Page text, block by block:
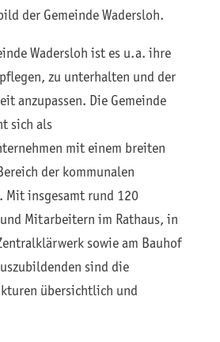
der Gemeinde Wadersloh.
Wadersloh ist es u.a. ihre
zu unterhalten und der
anzupassen. Die Gemeinde
sich als
mit einem breiten
der kommunalen
Mit insgesamt rund 120
Mitarbeitern im Rathaus, in
sowie am Bauhof
sind die
übersichtlich und